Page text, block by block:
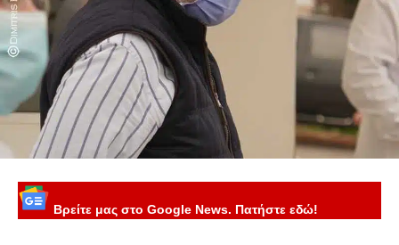
Βρείτε μας στο Google News. Πατήστε εδώ!